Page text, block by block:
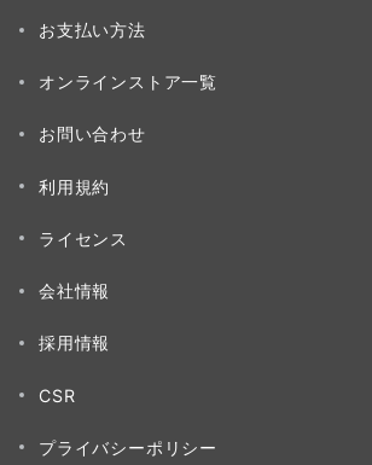
お支払い方法
オンラインストア一覧
お問い合わせ
利用規約
ライセンス
会社情報
採用情報
CSR
プライバシーポリシー